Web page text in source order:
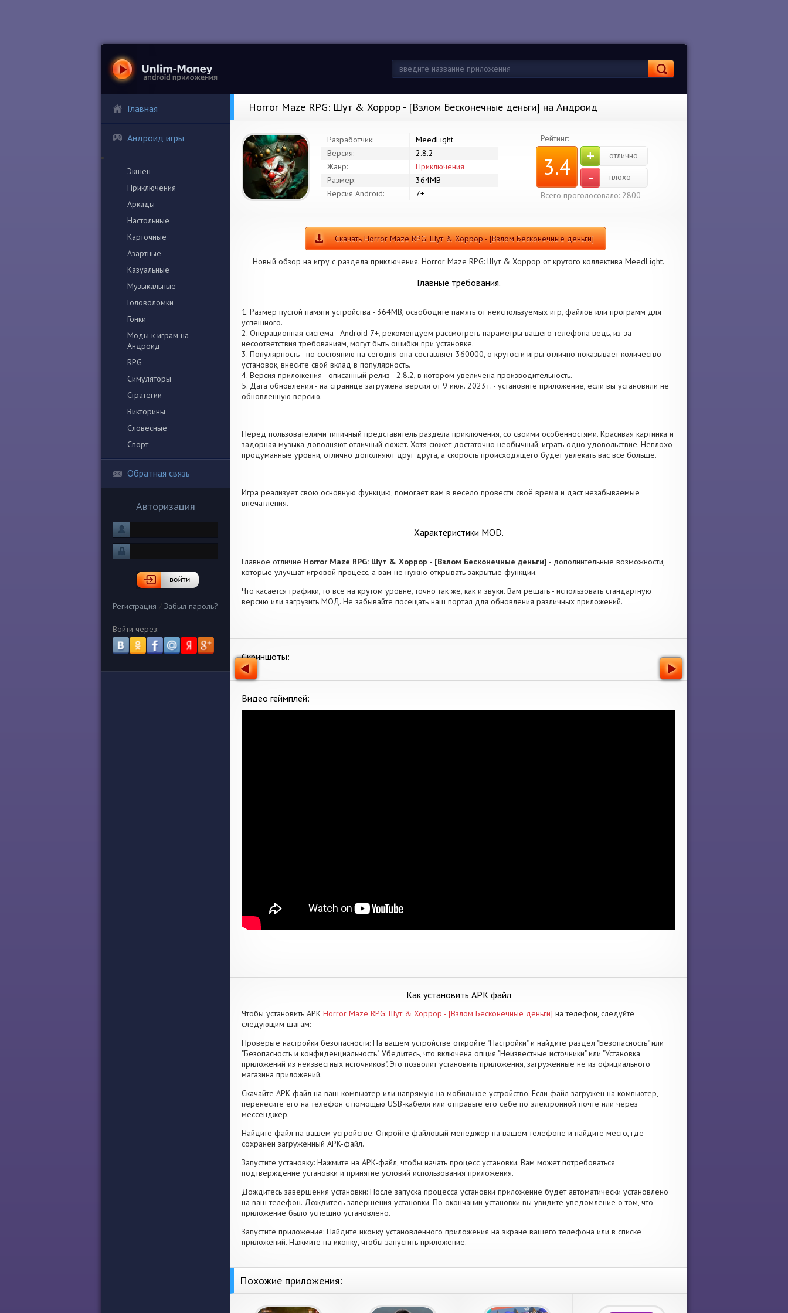
Главная
Андроид игры
Экшен
Приключения
Аркады
Настольные
Карточные
Азартные
Казуальные
Музыкальные
Головоломки
Гонки
Моды к играм на
Андроид
RPG
Симуляторы
Стратегии
Викторины
Словесные
Спорт
Обратная связь
Авторизация
Регистрация / Забыл пароль?
Войти через:
Horror Maze RPG: Шут & Хоррор - [Взлом Бесконечные деньги] на Андроид
Разработчик:
MeedLight
Версия:
2.8.2
Жанр:
Приключения
Размер:
364MB
Версия Android:
7+
Рейтинг:
3.4 + отлично
-
плохо
Всего проголосовало: 2800
Скачать Horror Maze RPG: Шут & Хоррор - [Взлом Бесконечные деньги]
Новый обзор на игру с раздела приключения. Horror Maze RPG: Шут & Хоррор от крутого коллектива MeedLight.
Главные требования.
1. Размер пустой памяти устройства - 364MB, освободите память от неиспользуемых игр, файлов или программ для
успешного.
2. Операционная система - Android 7+, рекомендуем рассмотреть параметры вашего телефона ведь, из-за
несоответствия требованиям, могут быть ошибки при установке.
3. Популярность - по состоянию на сегодня она составляет 360000, о крутости игры отлично показывает количество
установок, внесите свой вклад в популярность.
4. Версия приложения - описанный релиз - 2.8.2, в котором увеличена производительность.
5. Дата обновления - на странице загружена версия от 9 июн. 2023 г. - установите приложение, если вы установили не
обновленную версию.
Перед пользователями типичный представитель раздела приключения, со своими особенностями. Красивая картинка и
задорная музыка дополняют отличный сюжет. Хотя сюжет достаточно необычный, играть одно удовольствие. Неплохо
продуманные уровни, отлично дополняют друг друга, а скорость происходящего будет увлекать вас все больше.
Игра реализует свою основную функцию, помогает вам в весело провести своё время и даст незабываемые
впечатления.
Характеристики MOD.
Главное отличие Horror Maze RPG: Шут & Хоррор - [Взлом Бесконечные деньги] - дополнительные возможности,
которые улучшат игровой процесс, а вам не нужно открывать закрытые функции.
Что касается графики, то все на крутом уровне, точно так же, как и звуки. Вам решать - использовать стандартную
версию или загрузить МОД. Не забывайте посещать наш портал для обновления различных приложений.
Скриншоты:
Видео геймплей:
Как установить APK файл
Чтобы установить APK Horror Maze RPG: Шут & Хоррор - [Взлом Бесконечные деньги] на телефон, следуйте
следующим шагам:
Проверьте настройки безопасности: На вашем устройстве откройте "Настройки" и найдите раздел "Безопасность" или
"Безопасность и конфиденциальность". Убедитесь, что включена опция "Неизвестные источники" или "Установка
приложений из неизвестных источников". Это позволит установить приложения, загруженные не из официального
магазина приложений.
Скачайте APK-файл на ваш компьютер или напрямую на мобильное устройство. Если файл загружен на компьютер,
перенесите его на телефон с помощью USB-кабеля или отправьте его себе по электронной почте или через
мессенджер.
Найдите файл на вашем устройстве: Откройте файловый менеджер на вашем телефоне и найдите место, где
сохранен загруженный APK-файл.
Запустите установку: Нажмите на APK-файл, чтобы начать процесс установки. Вам может потребоваться
подтверждение установки и принятие условий использования приложения.
Дождитесь завершения установки: После запуска процесса установки приложение будет автоматически установлено
на ваш телефон. Дождитесь завершения установки. По окончании установки вы увидите уведомление о том, что
приложение было успешно установлено.
Запустите приложение: Найдите иконку установленного приложения на экране вашего телефона или в списке
приложений. Нажмите на иконку, чтобы запустить приложение.
Похожие приложения: